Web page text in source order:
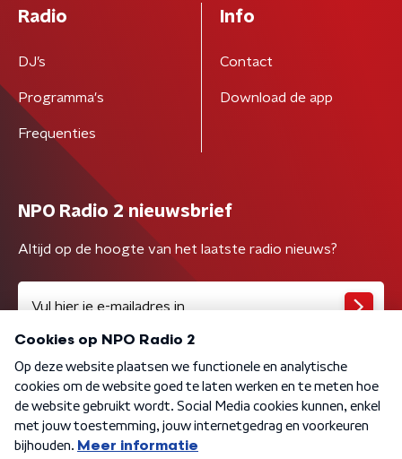
Radio
DJ’s
Programma's
Frequenties
Info
Contact
Download de app
NPO Radio 2 nieuwsbrief
Altijd op de hoogte van het laatste radio nieuws?
Algemene voorwaarden